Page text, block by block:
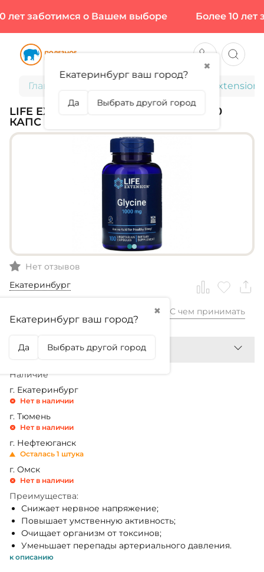
заботимся о Вашем выборе Более 10 лет
Главная Life
LIFE EXTENSION, GLYCINE 1000 МГ, 100
КАПС (100 ПОРЦИЙ)
Нет отзывов
Екатеринбург
✖
Екатеринбург ваш город?
Да Выбрать другой город
1 890,99₽ С чем принимать
Наличие
г. Екатеринбург
Нет в наличии
г. Тюмень
Нет в наличии
г. Нефтеюганск
Осталась 1 штука
г. Омск
Нет в наличии
Преимущества:
Снижает нервное напряжение;
Повышает умственную активность;
Очищает организм от токсинов;
Уменьшает перепады артериального давления.
к описанию
✖
Екатеринбург ваш город?
Да Выбрать другой город